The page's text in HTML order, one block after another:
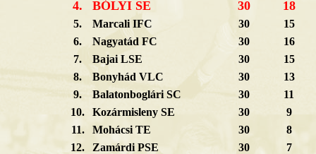
4. BÓLYI SE 30 18
5. Marcali IFC 30
15
6.
Nagyatád FC 30
16
7.
Bajai LSE 30
15
8.
Bonyhád VLC 30
13
9.
Balatonboglári SC 30
11
10.
Kozármisleny SE 30
9
11.
Mohácsi TE 30
8
12.
Zamárdi PSE 30
7